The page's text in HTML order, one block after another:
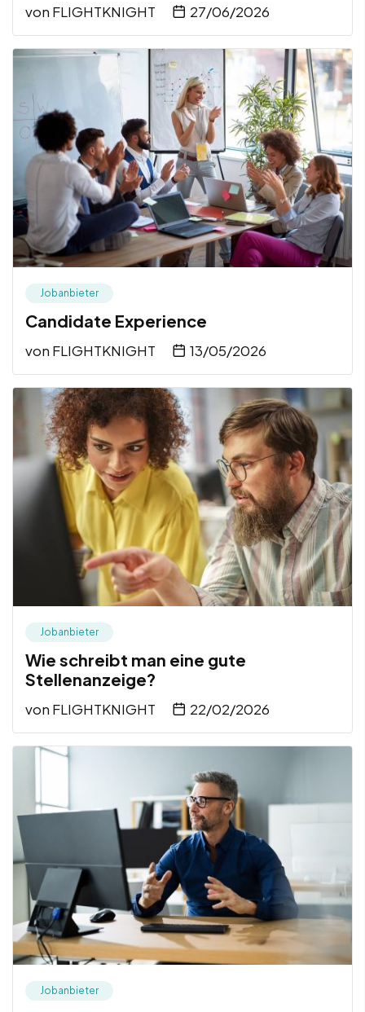
von FLIGHTKNIGHT 27/06/2026
Jobanbieter
Candidate Experience
von FLIGHTKNIGHT 13/05/2026
Jobanbieter
Wie schreibt man eine gute
Stellenanzeige?
von FLIGHTKNIGHT 22/02/2026
Jobanbieter